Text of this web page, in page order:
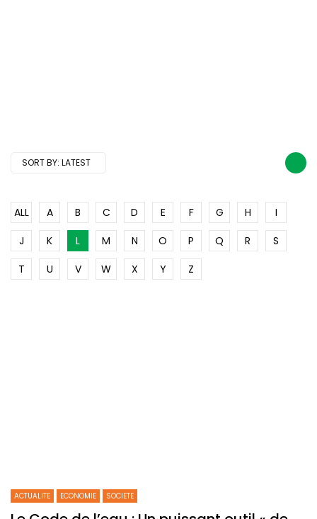
SORT BY: LATEST
ALL A B C D E F G H
I
J
K L M N O P Q R
S
T
U V W X Y Z
ACTUALITE ECONOMIE SOCIETE